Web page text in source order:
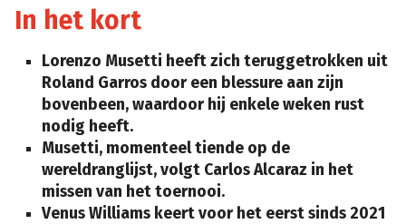
In het kort
Lorenzo Musetti heeft zich teruggetrokken uit
Roland Garros door een blessure aan zijn
bovenbeen, waardoor hij enkele weken rust
nodig heeft.
Musetti, momenteel tiende op de
wereldranglijst, volgt Carlos Alcaraz in het
missen van het toernooi.
Venus Williams keert voor het eerst sinds 2021